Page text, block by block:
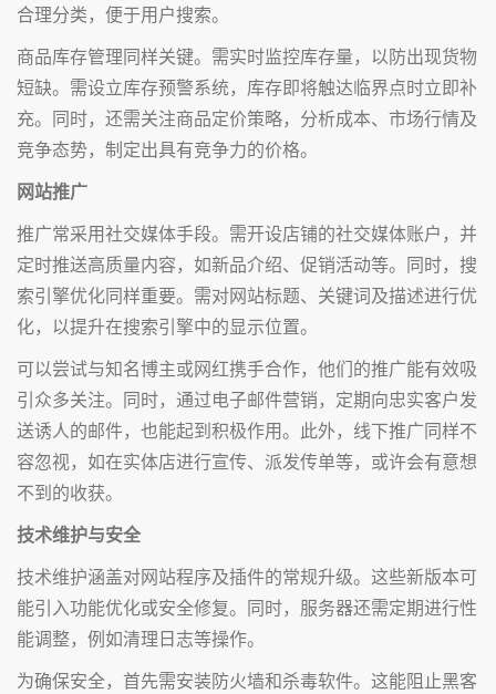
合理分类，便于用户搜索。
商品库存管理同样关键。需实时监控库存量，以防出现货物
短缺。需设立库存预警系统，库存即将触达临界点时立即补
充。同时，还需关注商品定价策略，分析成本、市场行情及
竞争态势，制定出具有竞争力的价格。
网站推广
推广常采用社交媒体手段。需开设店铺的社交媒体账户，并
定时推送高质量内容，如新品介绍、促销活动等。同时，搜
索引擎优化同样重要。需对网站标题、关键词及描述进行优
化，以提升在搜索引擎中的显示位置。
可以尝试与知名博主或网红携手合作，他们的推广能有效吸
引众多关注。同时，通过电子邮件营销，定期向忠实客户发
送诱人的邮件，也能起到积极作用。此外，线下推广同样不
容忽视，如在实体店进行宣传、派发传单等，或许会有意想
不到的收获。
技术维护与安全
技术维护涵盖对网站程序及插件的常规升级。这些新版本可
能引入功能优化或安全修复。同时，服务器还需定期进行性
能调整，例如清理日志等操作。
为确保安全，首先需安装防火墙和杀毒软件。这能阻止黑客